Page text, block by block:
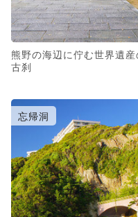
熊野の海辺に佇む世界遺産
古刹
忘帰洞